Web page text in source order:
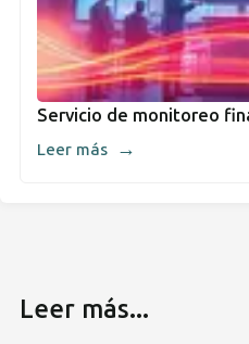
Servicio de monitoreo
Leer más →
Leer más...